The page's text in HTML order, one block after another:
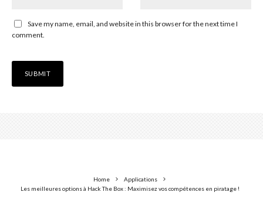
Save my name, email, and website in this browser for the next time I
comment.
Home
Applications
Les meilleures options à Hack The Box : Maximisez vos compétences en piratage !